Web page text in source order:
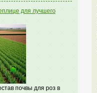
для лучшего
почвы для роз в